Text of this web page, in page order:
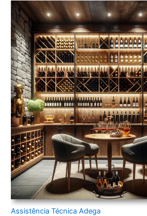
Assistência Técnica Adega